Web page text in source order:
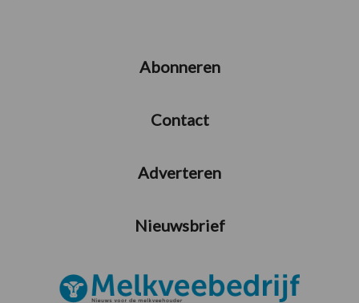
Abonneren
Contact
Adverteren
Nieuwsbrief